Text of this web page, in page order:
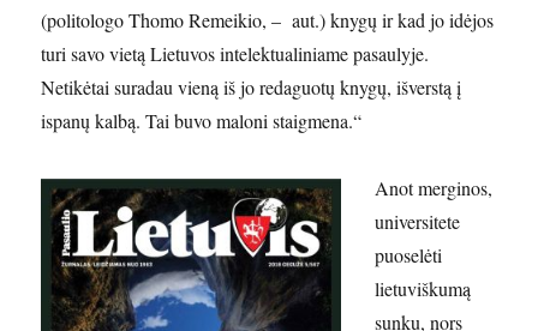
(politologo Thomo Remeikio, – aut.) knygų ir kad jo idėjos
turi savo vietą Lietuvos intelektualiniame pasaulyje.
Netikėtai suradau vieną iš jo redaguotų knygų, išverstą į
ispanų kalbą. Tai buvo maloni staigmena.“
Anot merginos,
universitete
puoselėti
lietuviškumą
sunku, nors